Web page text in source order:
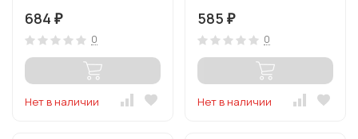
684 ₽
0
Нет в наличии
585 ₽
0
Нет в наличии